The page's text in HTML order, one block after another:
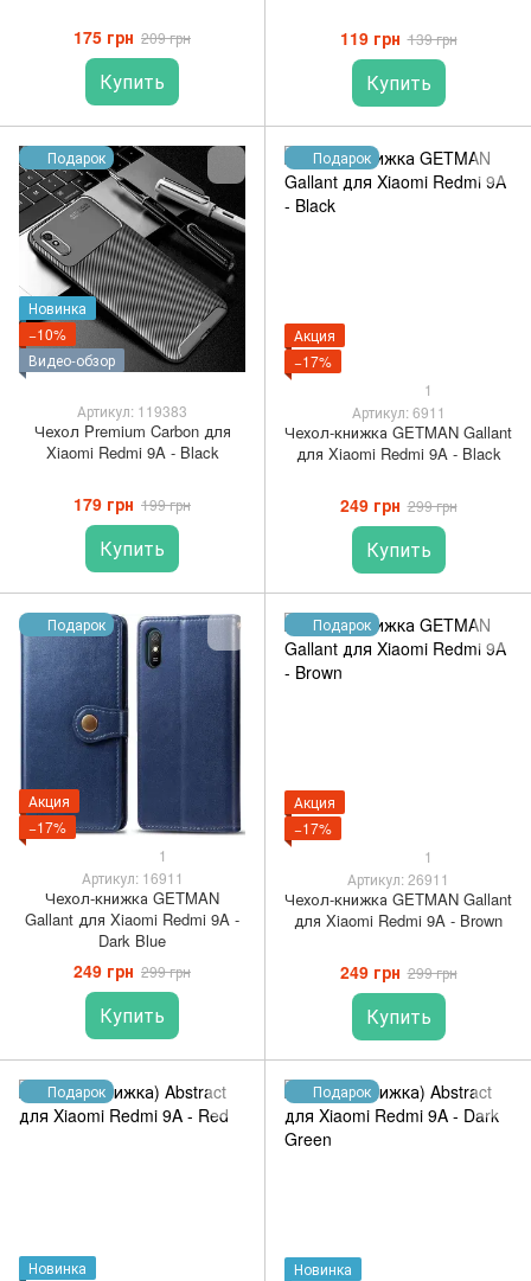
175 грн 209 грн
Купить
119 грн 139 грн
Купить
Подарок
Новинка
−10%
Видео-обзор
Артикул: 119383
Чехол Premium Carbon для
Xiaomi Redmi 9A - Black
179 грн 199 грн
Купить
Подарок
Акция
−17%
1
Артикул: 6911
Чехол-книжка GETMAN Gallant
для Xiaomi Redmi 9A - Black
249 грн 299 грн
Купить
Подарок
Акция
−17%
1
Артикул: 16911
Чехол-книжка GETMAN
Gallant для Xiaomi Redmi 9A -
Dark Blue
249 грн 299 грн
Купить
Подарок
Акция
−17%
1
Артикул: 26911
Чехол-книжка GETMAN Gallant
для Xiaomi Redmi 9A - Brown
249 грн 299 грн
Купить
Подарок
Новинка
Подарок
Новинка